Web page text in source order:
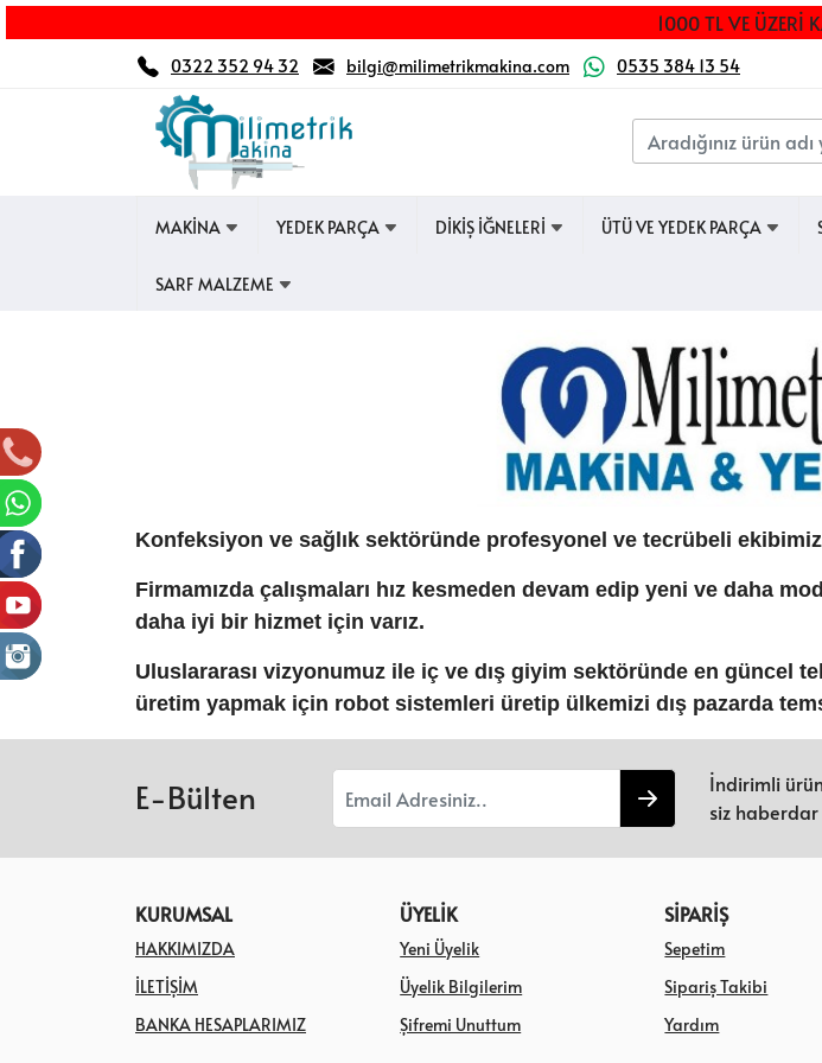
1000 TL VE ÜZERİ
0322 352 94 32 bilgi@milimetrikmakina.com 0535 384 13 54
MAKİNA YEDEK PARÇA DİKİŞ İĞNELERİ ÜTÜ VE YEDEK PARÇA
SARF MALZEME
Konfeksiyon ve sağlık sektöründe profesyonel ve tecrübeli
Firmamızda çalışmaları hız kesmeden devam edip yeni ve daha
daha iyi bir hizmet için varız.
Uluslararası vizyonumuz ile iç ve dış giyim sektöründe en güncel
üretim yapmak için robot sistemleri üretip ülkemizi dış pazarda
E-Bülten
İndirimli
siz
KURUMSAL
HAKKIMIZDA
İLETİŞİM
BANKA HESAPLARIMIZ
ÜYELİK
Yeni Üyelik
Üyelik Bilgilerim
Şifremi Unuttum
SİPARİŞ
Sepetim
Sipariş Takibi
Yardım